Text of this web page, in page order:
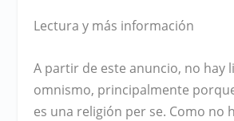
Lectura y más información
A partir de este anuncio, no hay
omnismo, principalmente
es una religión per se. Como no